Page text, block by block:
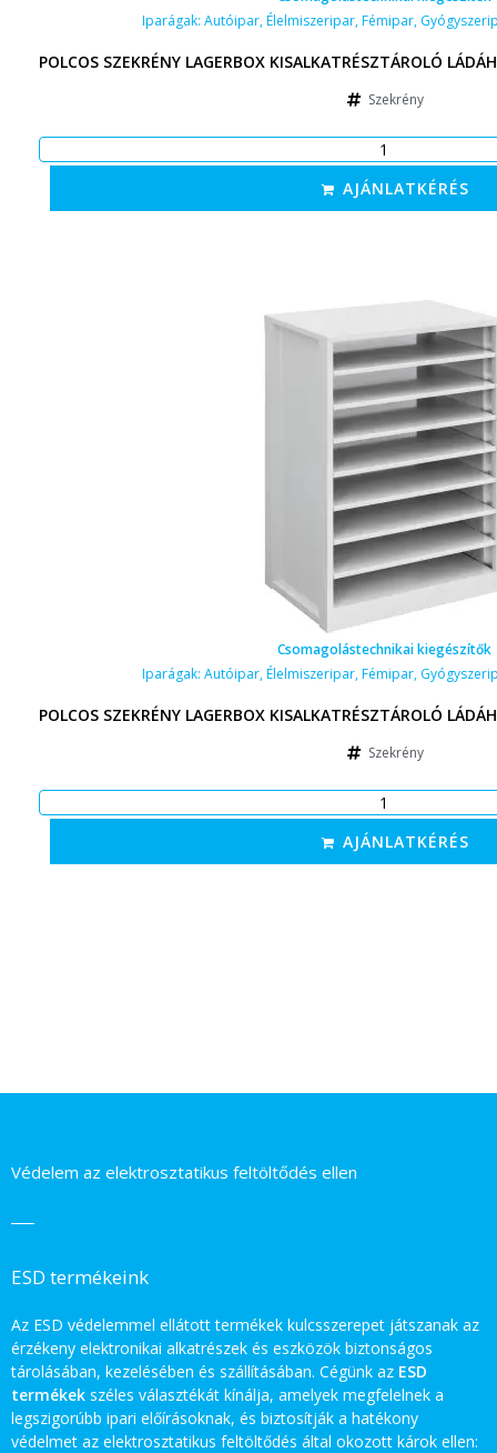
Iparágak: Autóipar,Élelmiszeripar,Fémipar,
POLCOS SZEKRÉNY LAGERBOX KISALKATRÉSZTÁROLÓ
Szekrény
AJÁNLATKÉRÉS
Csomagolástechnikai kiegészítők
Iparágak: Autóipar,Élelmiszeripar,Fémipar,
POLCOS SZEKRÉNY LAGERBOX KISALKATRÉSZTÁROLÓ
Szekrény
AJÁNLATKÉRÉS
Védelem az elektrosztatikus feltöltődés ellen
ESD termékeink
Az ESD védelemmel ellátott termékek kulcsszerepet játszanak az
érzékeny elektronikai alkatrészek és eszközök biztonságos
tárolásában, kezelésében és szállításában. Cégünk az ESD
termékek széles választékát kínálja, amelyek megfelelnek a
legszigorúbb ipari előírásoknak, és biztosítják a hatékony
védelmet az elektrosztatikus feltöltődés által okozott károk ellen: